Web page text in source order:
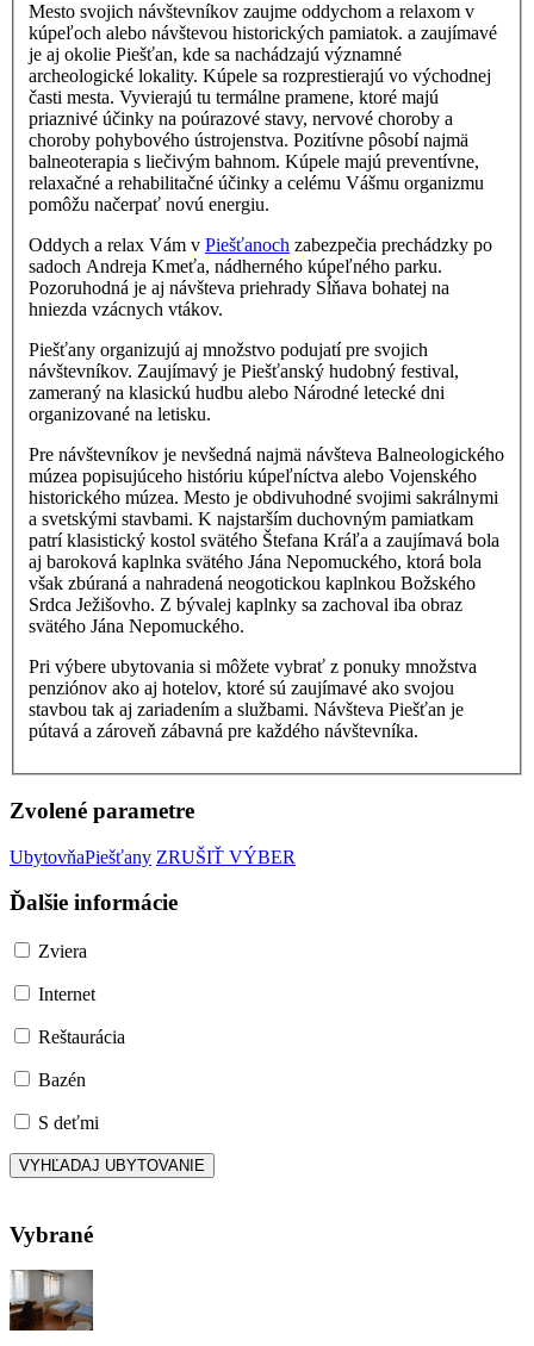
Mesto svojich návštevníkov zaujme oddychom a relaxom v
kúpeľoch alebo návštevou historických pamiatok. a zaujímavé
je aj okolie Piešťan, kde sa nachádzajú významné
archeologické lokality. Kúpele sa rozprestierajú vo východnej
časti mesta. Vyvierajú tu termálne pramene, ktoré majú
priaznivé účinky na poúrazové stavy, nervové choroby a
choroby pohybového ústrojenstva. Pozitívne pôsobí najmä
balneoterapia s liečivým bahnom. Kúpele majú preventívne,
relaxačné a rehabilitačné účinky a celému Vášmu organizmu
pomôžu načerpať novú energiu.
Oddych a relax Vám v Piešťanoch zabezpečia prechádzky po
sadoch Andreja Kmeťa, nádherného kúpeľného parku.
Pozoruhodná je aj návšteva priehrady Sĺňava bohatej na
hniezda vzácnych vtákov.
Piešťany organizujú aj množstvo podujatí pre svojich
návštevníkov. Zaujímavý je Piešťanský hudobný festival,
zameraný na klasickú hudbu alebo Národné letecké dni
organizované na letisku.
Pre návštevníkov je nevšedná najmä návšteva Balneologického
múzea popisujúceho históriu kúpeľníctva alebo Vojenského
historického múzea. Mesto je obdivuhodné svojimi sakrálnymi
a svetskými stavbami. K najstarším duchovným pamiatkam
patrí klasistický kostol svätého Štefana Kráľa a zaujímavá bola
aj baroková kaplnka svätého Jána Nepomuckého, ktorá bola
však zbúraná a nahradená neogotickou kaplnkou Božského
Srdca Ježišovho. Z bývalej kaplnky sa zachoval iba obraz
svätého Jána Nepomuckého.
Pri výbere ubytovania si môžete vybrať z ponuky množstva
penziónov ako aj hotelov, ktoré sú zaujímavé ako svojou
stavbou tak aj zariadením a službami. Návšteva Piešťan je
pútavá a zároveň zábavná pre každého návštevníka.
Zvolené parametre
UbytovňaPiešťany ZRUŠIŤ VÝBER
Ďalšie informácie
Zviera
Internet
Reštaurácia
Bazén
S deťmi
Vybrané